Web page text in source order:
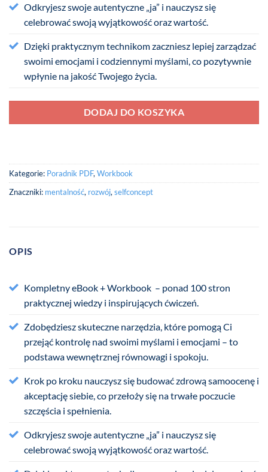
Odkryjesz swoje autentyczne „ja” i nauczysz się
celebrować swoją wyjątkowość oraz wartość.
Dzięki praktycznym technikom zaczniesz lepiej zarządzać
swoimi emocjami i codziennymi myślami, co pozytywnie
wpłynie na jakość Twojego życia.
DODAJ DO KOSZYKA
Kategorie: Poradnik PDF, Workbook
Znaczniki: mentalność, rozwój, selfconcept
OPIS
Kompletny eBook + Workbook – ponad 100 stron
praktycznej wiedzy i inspirujących ćwiczeń.
Zdobędziesz skuteczne narzędzia, które pomogą Ci
przejąć kontrolę nad swoimi myślami i emocjami – to
podstawa wewnętrznej równowagi i spokoju.
Krok po kroku nauczysz się budować zdrową samoocenę i
akceptację siebie, co przełoży się na trwałe poczucie
szczęścia i spełnienia.
Odkryjesz swoje autentyczne „ja” i nauczysz się
celebrować swoją wyjątkowość oraz wartość.